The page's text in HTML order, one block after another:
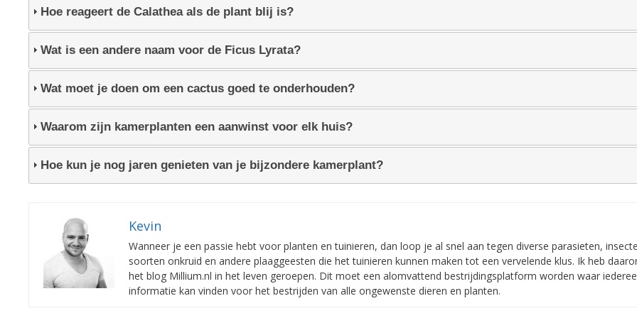
Hoe reageert de Calathea als de plant blij is?
Wat is een andere naam voor de Ficus Lyrata?
Wat moet je doen om een cactus goed te onderhouden?
Waarom zijn kamerplanten een aanwinst voor elk huis?
Hoe kun je nog jaren genieten van je bijzondere kamerplant?
Kevin
Wanneer je een passie hebt voor planten en tuinieren, dan loop je al snel aan tegen diverse parasieten,
soorten onkruid en andere plaaggeesten die het tuinieren kunnen maken tot een vervelende klus. Ik heb
het blog Millium.nl in het leven geroepen. Dit moet een alomvattend bestrijdingsplatform worden waar
informatie kan vinden voor het bestrijden van alle ongewenste dieren en planten.